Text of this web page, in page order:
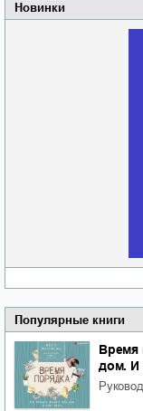
Новинки
Популярные книги
Время
дом. И